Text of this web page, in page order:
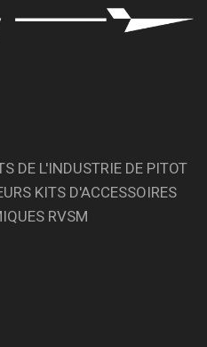
DE L'INDUSTRIE DE PITOT
KITS D'ACCESSOIRES
RVSM